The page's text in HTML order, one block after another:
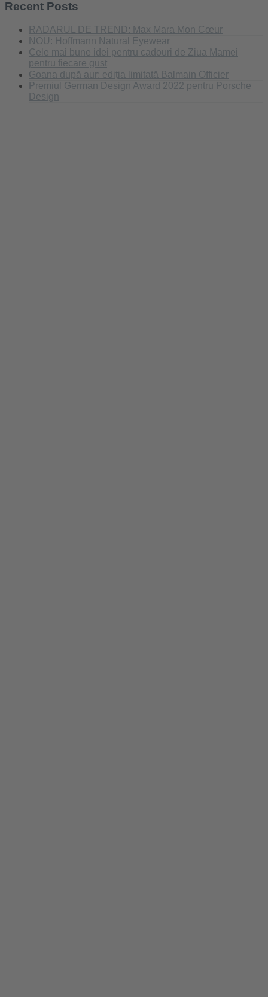
Recent Posts
RADARUL DE TREND: Max Mara Mon Cœur
NOU: Hoffmann Natural Eyewear
Cele mai bune idei pentru cadouri de Ziua Mamei
pentru fiecare gust
Goana după aur: ediția limitată Balmain Officier
Premiul German Design Award 2022 pentru Porsche
Design